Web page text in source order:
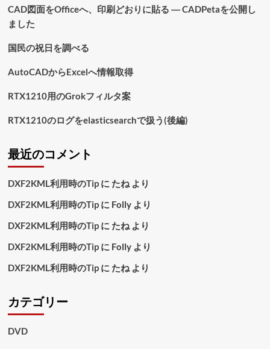
さ
読
CAD図面をOfficeへ、印刷どおりに貼る ― CADPetaを公開し
ました
国民の祝日を調べる
AutoCADからExcelへ情報取得
RTX1210用のGrokフィルタ案
RTX1210のログをelasticsearchで扱う(後編)
最近のコメント
DXF2KML利用時のTipに たねより
DXF2KML利用時のTipに Follyより
DXF2KML利用時のTipに たねより
DXF2KML利用時のTipに Follyより
DXF2KML利用時のTipに たねより
カテゴリー
DVD